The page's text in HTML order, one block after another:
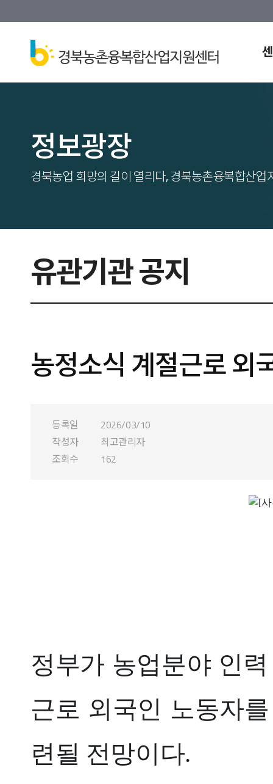
정보광장
경북농업 희망의 길이 열리다, 경북농촌융복합산업
유관기관 공지
농정소식 계절근로 외
등록일
2026/03/10
작성자
최고관리자
조회수
162
정부가 농업분야 인
근로 외국인 노동자
련될 전망이다.